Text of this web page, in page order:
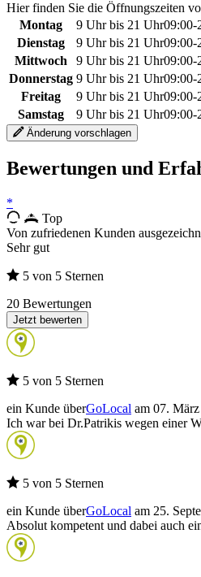
Hier finden Sie die Öffnungszeiten
Montag
9 Uhr bis 21 Uhr09:00-
Dienstag
9 Uhr bis 21 Uhr09:00-
Mittwoch
9 Uhr bis 21 Uhr09:00-
Donnerstag 9 Uhr bis 21 Uhr09:00-
Freitag
9 Uhr bis 21 Uhr09:00-
Samstag
9 Uhr bis 21 Uhr09:00-
Änderung vorschlagen
Bewertungen und
*
Top
Von zufriedenen Kunden
Sehr gut
5 von 5 Sternen
20 Bewertungen
Jetzt bewerten
5 von 5 Sternen
ein Kunde überGoLocal am 07.
Ich war bei Dr.Patrikis wegen einer
5 von 5 Sternen
ein Kunde überGoLocal am 25.
Absolut kompetent und dabei auch